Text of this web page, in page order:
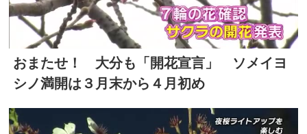
おまたせ！ 大分も「開花宣言」 ソメイヨ
シノ満開は３月末から４月初め